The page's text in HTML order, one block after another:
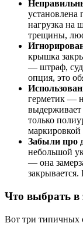
установлена
нагрузка на
трещины,
крышка
— штраф,
опция, это
герметик —
выдерживает
только
маркировкой
Забыли про
небольшой
— она
Что выбрать в
Вот три типичных